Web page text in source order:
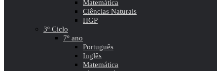
Matemática
Ciências Naturais
HGP
3º Ciclo
7º ano
Português
Inglês
Matemática